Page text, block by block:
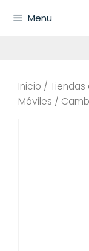
Menu
Inicio / Tiendas
Móviles /